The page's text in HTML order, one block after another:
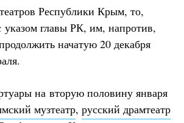
Республики Крым, то,
указом главы РК, им, напротив,
начатую 20 декабря
на вторую половину января
музтеатр, русский драмтеатр